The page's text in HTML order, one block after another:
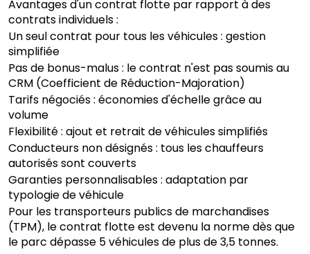
Avantages d'un contrat flotte par rapport à des
contrats individuels :
Un seul contrat pour tous les véhicules : gestion
simplifiée
Pas de bonus-malus : le contrat n'est pas soumis au
CRM (Coefficient de Réduction-Majoration)
Tarifs négociés : économies d'échelle grâce au
volume
Flexibilité : ajout et retrait de véhicules simplifiés
Conducteurs non désignés : tous les chauffeurs
autorisés sont couverts
Garanties personnalisables : adaptation par
typologie de véhicule
Pour les transporteurs publics de marchandises
(TPM), le contrat flotte est devenu la norme dès que
le parc dépasse 5 véhicules de plus de 3,5 tonnes.